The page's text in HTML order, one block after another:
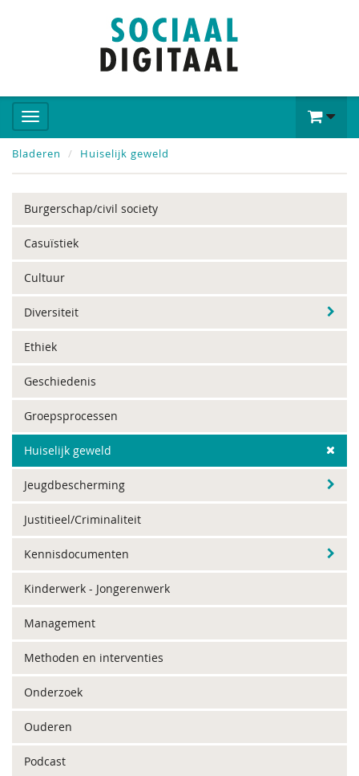
Bladeren Huiselijk geweld
Burgerschap/civil society
Casuïstiek
Cultuur
Diversiteit
Ethiek
Geschiedenis
Groepsprocessen
Huiselijk geweld
Jeugdbescherming
Justitieel/Criminaliteit
Kennisdocumenten
Kinderwerk - Jongerenwerk
Management
Methoden en interventies
Onderzoek
Ouderen
Podcast